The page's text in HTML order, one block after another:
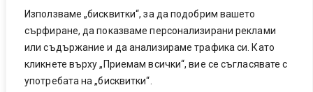
Използваме „бисквитки“, за да подобрим вашето
сърфиране, да показваме персонализирани реклами
или съдържание и да анализираме трафика си. Като
кликнете върху „Приемам всички“, вие се съгласявате с
употребата на „бисквитки“.
0884 / 787772
Bionicfox LTD- Designed & Made